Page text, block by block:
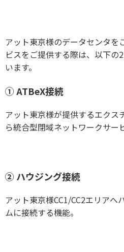
アット東京様のデータセンタを
ビスをご提供する際は、以下の
います。
①ATBeX接続
アット東京様が提供するエクス
ら統合型閉域ネットワークサー
② ハウジング接続
アット東京様CC1/CC2エリアへ
ムに接続する機能。